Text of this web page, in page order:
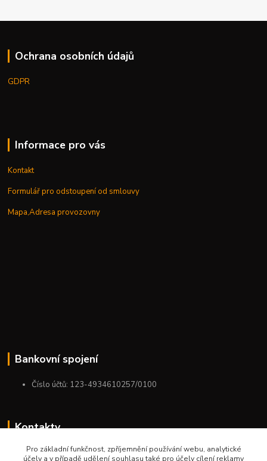
Ochrana osobních údajů
GDPR
Informace pro vás
Kontakt
Formulář pro odstoupení od smlouvy
Mapa,Adresa provozovny
Bankovní spojení
Číslo účtů: 123-4934610257/0100
Kontakty
+420 775 954 963
Pro základní funkčnost, zpříjemnění používání webu, analytické
účely a v případě udělení souhlasu také pro účely cílení reklamy